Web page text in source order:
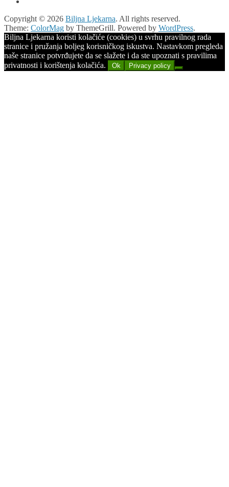
Copyright © 2026 Biljna Ljekarna. All rights reserved.
Theme: ColorMag by ThemeGrill. Powered by WordPress.
Biljna Ljekarna koristi kolačiće (cookies) u svrhu pravilnog rada
stranice i pružanja boljeg korisničkog iskustva. Nastavkom pregleda
naše stranice potvrđujete da se slažete i da ste upoznati s pravilima
privatnosti i korištenja kolačića.
Ok Privacy policy